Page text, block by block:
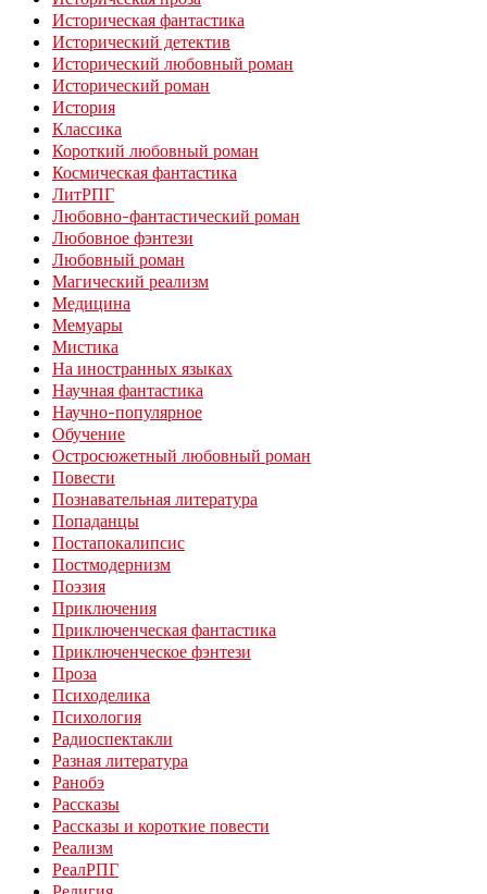
Историческая фантастика
Исторический детектив
Исторический любовный роман
Исторический роман
История
Классика
Короткий любовный роман
Космическая фантастика
ЛитРПГ
Любовно-фантастический роман
Любовное фэнтези
Любовный роман
Магический реализм
Медицина
Мемуары
Мистика
На иностранных языках
Научная фантастика
Научно-популярное
Обучение
Остросюжетный любовный роман
Повести
Познавательная литература
Попаданцы
Постапокалипсис
Постмодернизм
Поэзия
Приключения
Приключенческая фантастика
Приключенческое фэнтези
Проза
Психоделика
Психология
Радиоспектакли
Разная литература
Ранобэ
Рассказы
Рассказы и короткие повести
Реализм
РеалРПГ